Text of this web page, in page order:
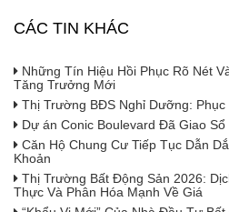
CÁC TIN KHÁC
Những Tín Hiệu Hồi Phục Rõ Nét
Tăng Trưởng Mới
Thị Trường BĐS Nghỉ Dưỡng:
Dự án Conic Boulevard Đã Giao
Căn Hộ Chung Cư Tiếp Tục Dẫn
Khoản
Thị Trường Bất Động Sản 2026:
Thực Và Phân Hóa Mạnh Về Giá